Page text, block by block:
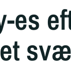
es